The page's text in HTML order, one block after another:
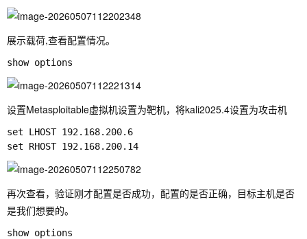
展示载荷,查看配置情况。
设置Metasploitable虚拟机设置为靶机，将kali2025.4设置为攻击机
set LHOST 192.168.200.6
再次查看，验证刚才配置是否成功，配置的是否正确，目标主机是否
是我们想要的。